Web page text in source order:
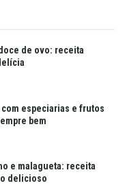
de ovo: receita
especiarias e frutos
bem
e malagueta: receita
delicioso